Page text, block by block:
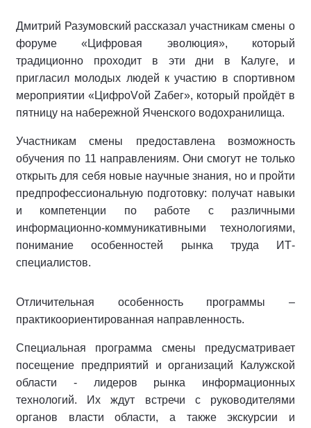
Дмитрий Разумовский рассказал участникам смены о
форуме «Цифровая эволюция», который
традиционно проходит в эти дни в Калуге, и
пригласил молодых людей к участию в спортивном
мероприятии «ЦифроVой Zабег», который пройдёт в
пятницу на набережной Яченского водохранилища.
Участникам смены предоставлена возможность
обучения по 11 направлениям. Они смогут не только
открыть для себя новые научные знания, но и пройти
предпрофессиональную подготовку: получат навыки
и компетенции по работе с различными
информационно-коммуникативными технологиями,
понимание особенностей рынка труда ИТ-
специалистов.
Отличительная особенность программы –
практикоориентированная направленность.
Специальная программа смены предусматривает
посещение предприятий и организаций Калужской
области - лидеров рынка информационных
технологий. Их ждут встречи с руководителями
органов власти области, а также экскурсии и